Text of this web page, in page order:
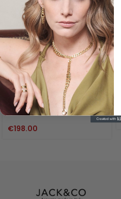
Orologio Uomo Eco-Drive
Dress Blu AW7010-54L Citizen
Citizen
Out of stock
€198.00